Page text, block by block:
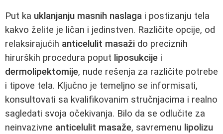
Put ka uklanjanju masnih naslaga i postizanju tela
kakvo želite je ličan i jedinstven. Različite opcije, od
relaksirajućih anticelulit masaži do preciznih
hirurških procedura poput liposukcije i
dermolipektomije, nude rešenja za različite potrebe
i tipove tela. Ključno je temeljno se informisati,
konsultovati sa kvalifikovanim stručnjacima i realno
sagledati svoja očekivanja. Bilo da se odlučite za
neinvazivne anticelulit masaže, savremenu lipolizu